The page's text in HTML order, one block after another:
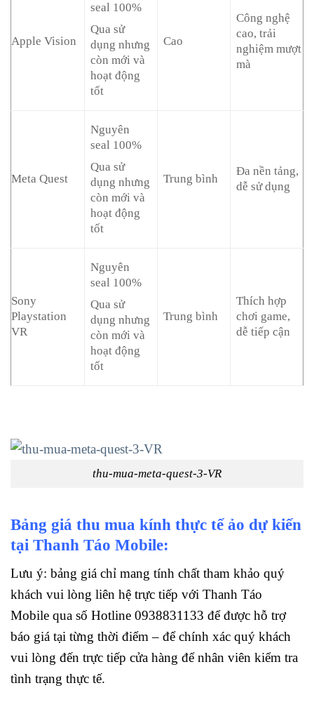
Apple Vision
seal 100%
Qua sử
dụng nhưng
còn mới và
hoạt động
tốt
Cao
Công nghệ
cao, trải
nghiệm mượt
mà
Meta Quest
Nguyên
seal 100%
Qua sử
dụng nhưng
còn mới và
hoạt động
tốt
Trung bình
Đa nền tảng,
dễ sử dụng
Sony
Playstation
VR
Nguyên
seal 100%
Qua sử
dụng nhưng
còn mới và
hoạt động
tốt
Trung bình
Thích hợp
chơi game,
dễ tiếp cận
thu-mua-meta-quest-3-VR
Bảng giá thu mua kính thực tế ảo dự kiến
tại Thanh Táo Mobile:
Lưu ý: bảng giá chỉ mang tính chất tham khảo quý
khách vui lòng liên hệ trực tiếp với Thanh Táo
Mobile qua số Hotline 0938831133 để được hỗ trợ
báo giá tại từng thời điểm – để chính xác quý khách
vui lòng đến trực tiếp cửa hàng để nhân viên kiểm tra
tình trạng thực tế.